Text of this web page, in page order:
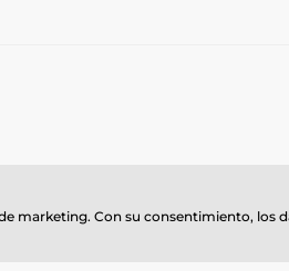
marketing. Con su consentimiento, los